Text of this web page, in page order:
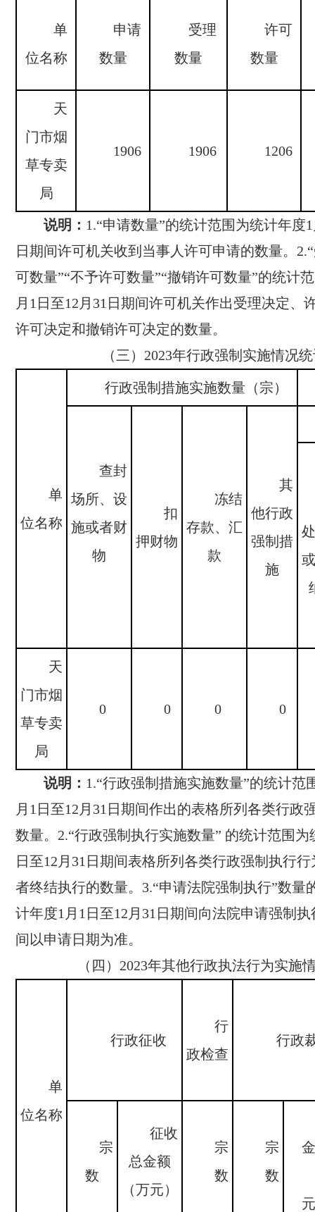
单
位名称
申请
数量
受理
数量
许可
数量
天
门市烟
草专卖
局
1906 1906 1206
说明： 1.“申请数量”的统计范围为统计年度
日期间许可机关收到当事人许可申请的数量。
可数量”“不予许可数量”“撤销许可数量”的统计
月1日至12月31日期间许可机关作出受理决定、
许可决定和撤销许可决定的数量。
（三） 2023年行政强制实施情况
单
位名称
行政强制措施实施数量（宗）
查封
场所、设
施或者财
物
扣
押财物
冻结
存款、汇
款
其
他行政
强制措
施
天
门市烟
草专卖
局
0 0 0 0
说明： 1.“行政强制措施实施数量”的统计范
月1日至12月31日期间作出的表格所列各类行政
数量。2.“行政强制执行实施数量” 的统计范围为
日至12月31日期间表格所列各类行政强制执行
者终结执行的数量。3.“申请法院强制执行”数量
计年度1月1日至12月31日期间向法院申请强制
间以申请日期为准。
（四） 2023年其他行政执法行为实施
单
位名称
行政征收
行
政检查
行政
宗
数
征收
总金额
（万元）
宗
数
宗
数